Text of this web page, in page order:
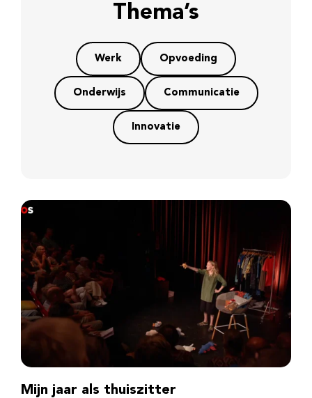
Thema’s
Werk Opvoeding
Onderwijs Communicatie
Innovatie
Mijn jaar als thuiszitter